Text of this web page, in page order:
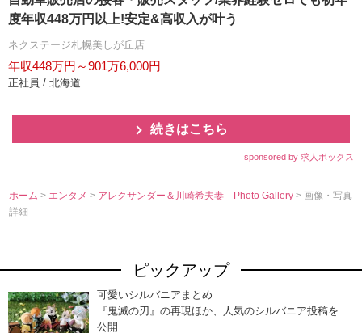
度年収448万円以上!安定&高収入が叶う
ネクステージ札幌美しが丘店
年収448万円～901万6,000円
正社員 / 北海道
続きはこちら
sponsored by 求人ボックス
ホーム > エンタメ> アレクサンダー＆川崎希夫妻 Photo Gallery> 画像・写真
詳細
ピックアップ
可愛いシルバニアまとめ
『鬼滅の刃』の再現ほか、人気のシルバニア投稿を
公開